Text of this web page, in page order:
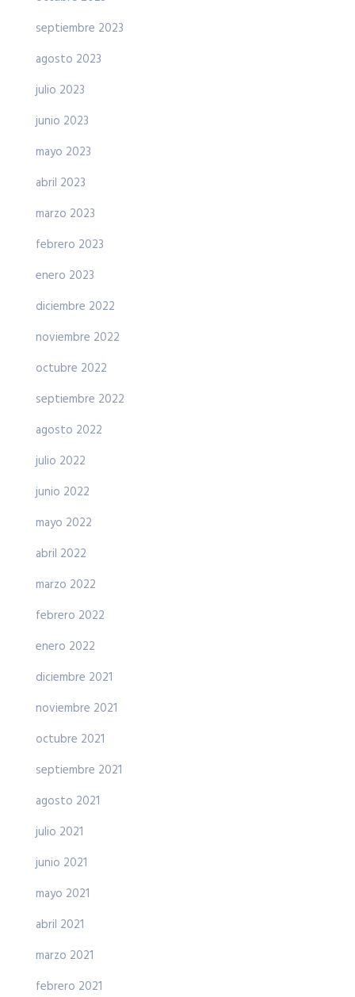
septiembre 2023
agosto 2023
julio 2023
junio 2023
mayo 2023
abril 2023
marzo 2023
febrero 2023
enero 2023
diciembre 2022
noviembre 2022
octubre 2022
septiembre 2022
agosto 2022
julio 2022
junio 2022
mayo 2022
abril 2022
marzo 2022
febrero 2022
enero 2022
diciembre 2021
noviembre 2021
octubre 2021
septiembre 2021
agosto 2021
julio 2021
junio 2021
mayo 2021
abril 2021
marzo 2021
febrero 2021